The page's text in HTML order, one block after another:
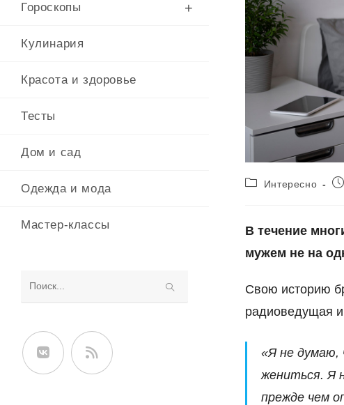
Гороскопы
Кулинария
Красота и здоровье
Тесты
Дом и сад
Одежда и мода
Мастер-классы
сайте
РубрикаИнтересно
В течение
мужем не на
Свою историю
радиоведущая и
«Я не думаю,
жениться. Я
прежде чем